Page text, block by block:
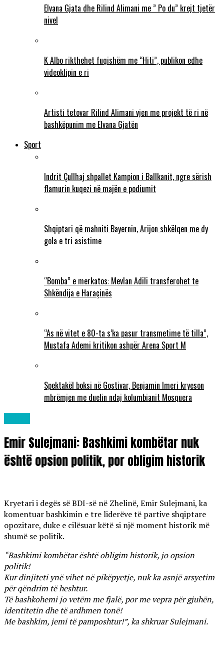
Elvana Gjata dhe Rilind Alimani me ” Po du” krejt tjetër
nivel
K Albo rikthehet fuqishëm me “Hiti”, publikon edhe
videoklipin e ri
Artisti tetovar Rilind Alimani vjen me projekt të ri në
bashkëpunim me Elvana Gjatën
Sport
Indrit Çullhaj shpallet Kampion i Ballkanit, ngre sërish
flamurin kuqezi në majën e podiumit
Shqiptari që mahniti Bayernin, Arijon shkëlqen me dy
gola e tri asistime
“Bomba” e merkatos: Mevlan Adili transferohet te
Shkëndija e Haraçinës
“As në vitet e 80-ta s’ka pasur transmetime të tilla”,
Mustafa Ademi kritikon ashpër Arena Sport M
Spektakël boksi në Gostivar, Benjamin Imeri kryeson
mbrëmjen me duelin ndaj kolumbianit Mosquera
Emir Sulejmani: Bashkimi kombëtar nuk
është opsion politik, por obligim historik
Kryetari i degës së BDI-së në Zhelinë, Emir Sulejmani, ka
komentuar bashkimin e tre liderëve të partive shqiptare
opozitare, duke e cilësuar këtë si një moment historik më
shumë se politik.
“Bashkimi kombëtar është obligim historik, jo opsion
politik!
Kur dinjiteti ynë vihet në pikëpyetje, nuk ka asnjë arsyetim
për qëndrim të heshtur.
Të bashkohemi jo vetëm me fjalë, por me vepra për gjuhën,
identitetin dhe të ardhmen tonë!
Me bashkim, jemi të pamposhtur!”, ka shkruar Sulejmani.